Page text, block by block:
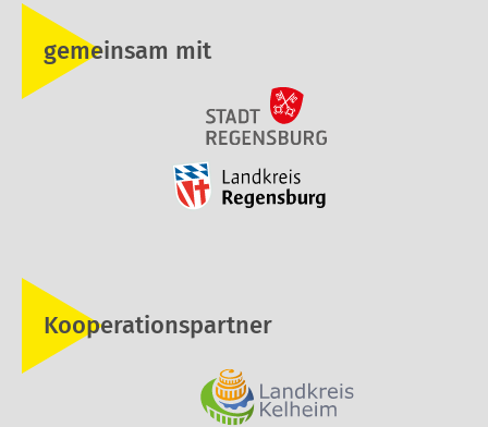
gemeinsam mit
Kooperationspartner